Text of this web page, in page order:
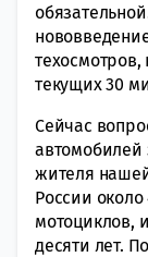
техосмотров,
текущих 30
Сейчас
автомобилей
жителя
России
мотоциклов,
десяти лет.